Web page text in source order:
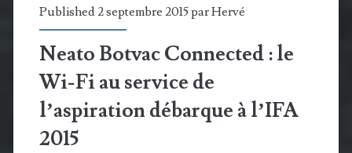
Published 2 septembre 2015 parHervé
Neato Botvac Connected : le
Wi-Fi au service de
l’aspiration débarque à l’IFA
2015